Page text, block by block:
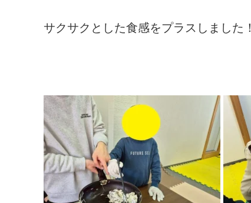
サクサクとした食感をプラスしました！